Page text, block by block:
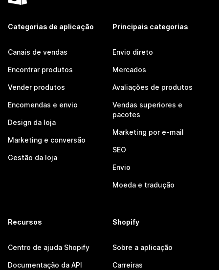
Categorias de aplicação
Canais de vendas
Encontrar produtos
Vender produtos
Encomendas e envio
Design da loja
Marketing e conversão
Gestão da loja
Principais categorias
Envio direto
Mercados
Avaliações de produtos
Vendas superiores e
pacotes
Marketing por e-mail
SEO
Envio
Moeda e tradução
Recursos
Centro de ajuda Shopify
Documentação da API
Shopify
Sobre a aplicação
Carreiras